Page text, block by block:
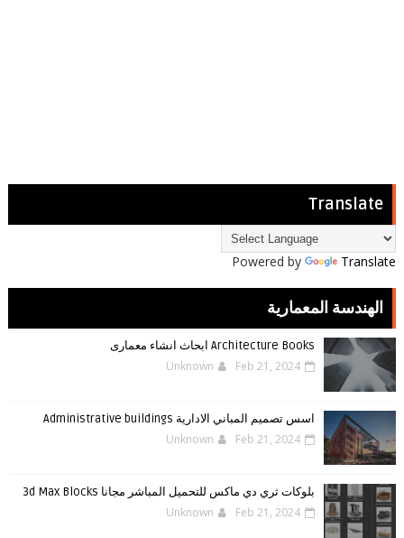
Translate
Powered by Translate
الهندسة المعمارية
Architecture Books ابحاث انشاء معمارى
Unknown Feb 21, 2024
اسس تصميم المباني الادارية Administrative buildings
Unknown Feb 21, 2024
بلوكات ثري دي ماكس للتحميل المباشر مجانا 3d Max Blocks
Unknown Feb 21, 2024